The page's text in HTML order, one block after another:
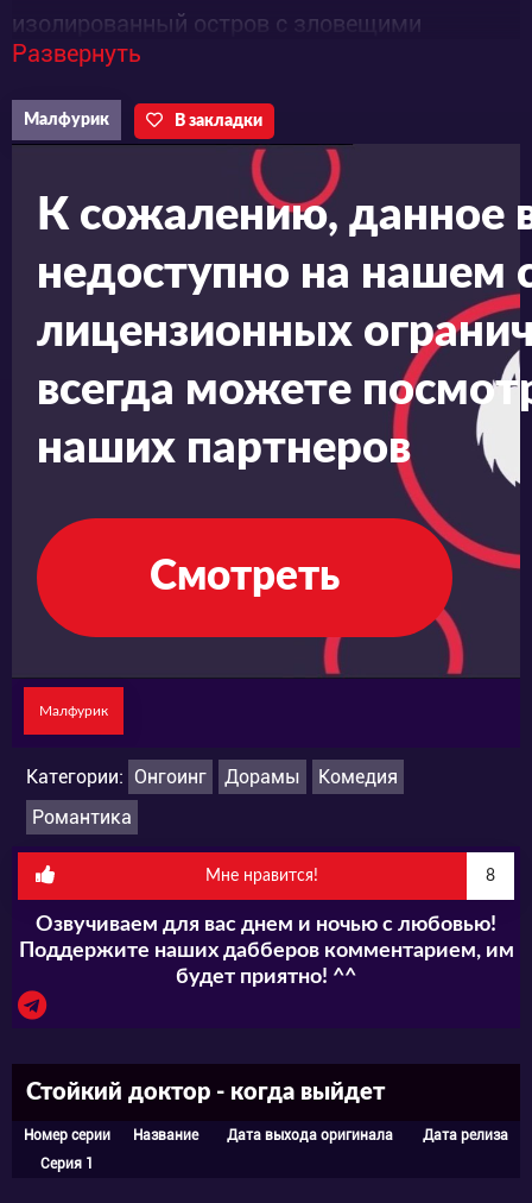
изолированный остров с зловещими
знаками. Сможет ли он выжить там год?
Развернуть
Малфурик В закладки
К сожалению, данное
недоступно на нашем
лицензионных
всегда можете
наших партнеров
Смотреть
Малфурик
Категории: Онгоинг Дорамы
Комедия
Романтика
Мне нравится! 8
Озвучиваем для вас днем и ночью с любовью!
Поддержите наших дабберов комментарием, им
будет приятно! ^^
Стойкий доктор - когда выйдет
Номер серии Название Дата выхода оригинала
Дата релиза
Серия 1